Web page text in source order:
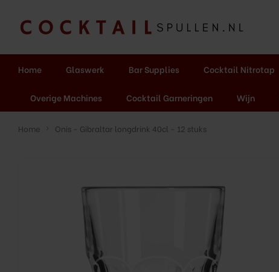
Home Glaswerk Bar Supplies Cocktail Nitrotap
Overige Machines Cocktail Garneringen Wijn
Home Onis - Gibraltar longdrink 40cl - 12 stuks